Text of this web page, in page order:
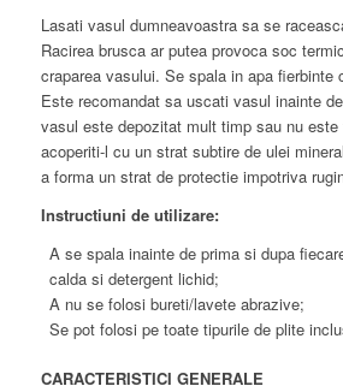
Lasati vasul dumneavoastra sa se
Racirea brusca ar putea provoca soc
craparea vasului. Se spala in apa fierbinte
Este recomandat sa uscati vasul inainte
vasul este depozitat mult timp sau nu
acoperiti-l cu un strat subtire de ulei
a forma un strat de protectie impotriva
Instructiuni de utilizare:
A se spala inainte de prima si dupa
calda si detergent lichid;
A nu se folosi bureti/lavete abrazive;
Se pot folosi pe toate tipurile de plite
CARACTERISTICI GENERALE